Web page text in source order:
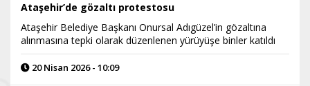
Ataşehir’de gözaltı protestosu
Ataşehir Belediye Başkanı Onursal Adıgüzel’in gözaltına
alınmasına tepki olarak düzenlenen yürüyüşe binler katıldı
20 Nisan 2026 - 10:09